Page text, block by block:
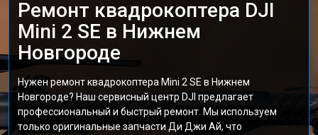
Ремонт квадрокоптера DJI
Mini 2 SE в Нижнем
Новгороде
Нужен ремонт квадрокоптера Mini 2 SE в Нижнем
Новгороде? Наш сервисный центр DJI предлагает
профессиональный и быстрый ремонт. Мы используем
только оригинальные запчасти Ди Джи Ай, что